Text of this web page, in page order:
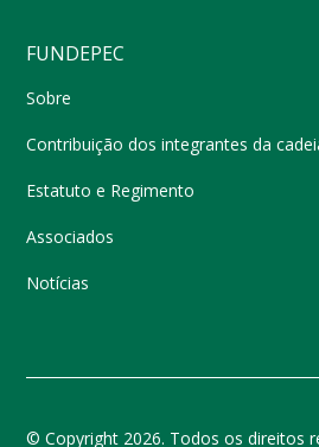
FUNDEPEC
Sobre
Contribuição dos integrantes da
Estatuto e Regimento
Associados
Notícias
© Copyright 2026. Todos os direitos